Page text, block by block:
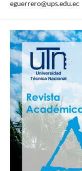
eguerrero@ups.edu.ec